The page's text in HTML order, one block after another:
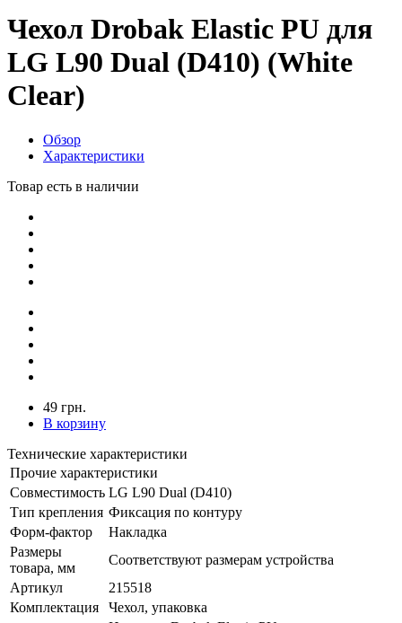
Чехол Drobak Elastic PU для
LG L90 Dual (D410) (White
Clear)
Обзор
Характеристики
Товар есть в наличии
49 грн.
В корзину
Технические характеристики
Прочие характеристики
Совместимость LG L90 Dual (D410)
Тип крепления Фиксация по контуру
Форм-фактор
Накладка
Размеры
товара, мм
Соответствуют размерам устройства
Артикул
215518
Комплектация
Чехол, упаковка